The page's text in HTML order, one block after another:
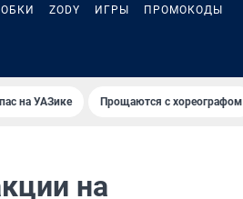
ZODY ИГРЫ ПРОМОКОДЫ
на УАЗике Прощаются с хореографом
на